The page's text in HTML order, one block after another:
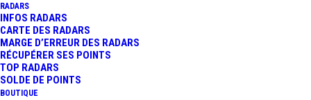
RADARS
INFOS RADARS
CARTE DES RADARS
MARGE D’ERREUR DES RADARS
RÉCUPÉRER SES POINTS
TOP RADARS
SOLDE DE POINTS
BOUTIQUE